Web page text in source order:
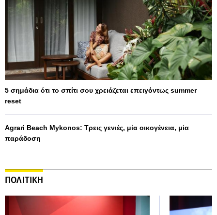
5 σημάδια ότι το σπίτι σου χρειάζεται επειγόντως summer
reset
Agrari Beach Mykonos: Τρεις γενιές, μία οικογένεια, μία
παράδοση
ΠΟΛΙΤΙΚΗ